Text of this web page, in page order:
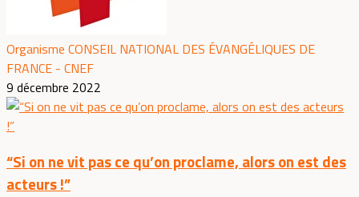
Organisme CONSEIL NATIONAL DES ÉVANGÉLIQUES DE
FRANCE - CNEF
9 décembre 2022
“Si on ne vit pas ce qu’on proclame, alors on est des
acteurs !”